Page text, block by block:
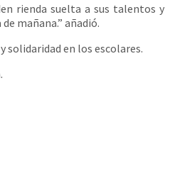
rienda suelta a sus talentos y
mañana.” añadió.
en los escolares.